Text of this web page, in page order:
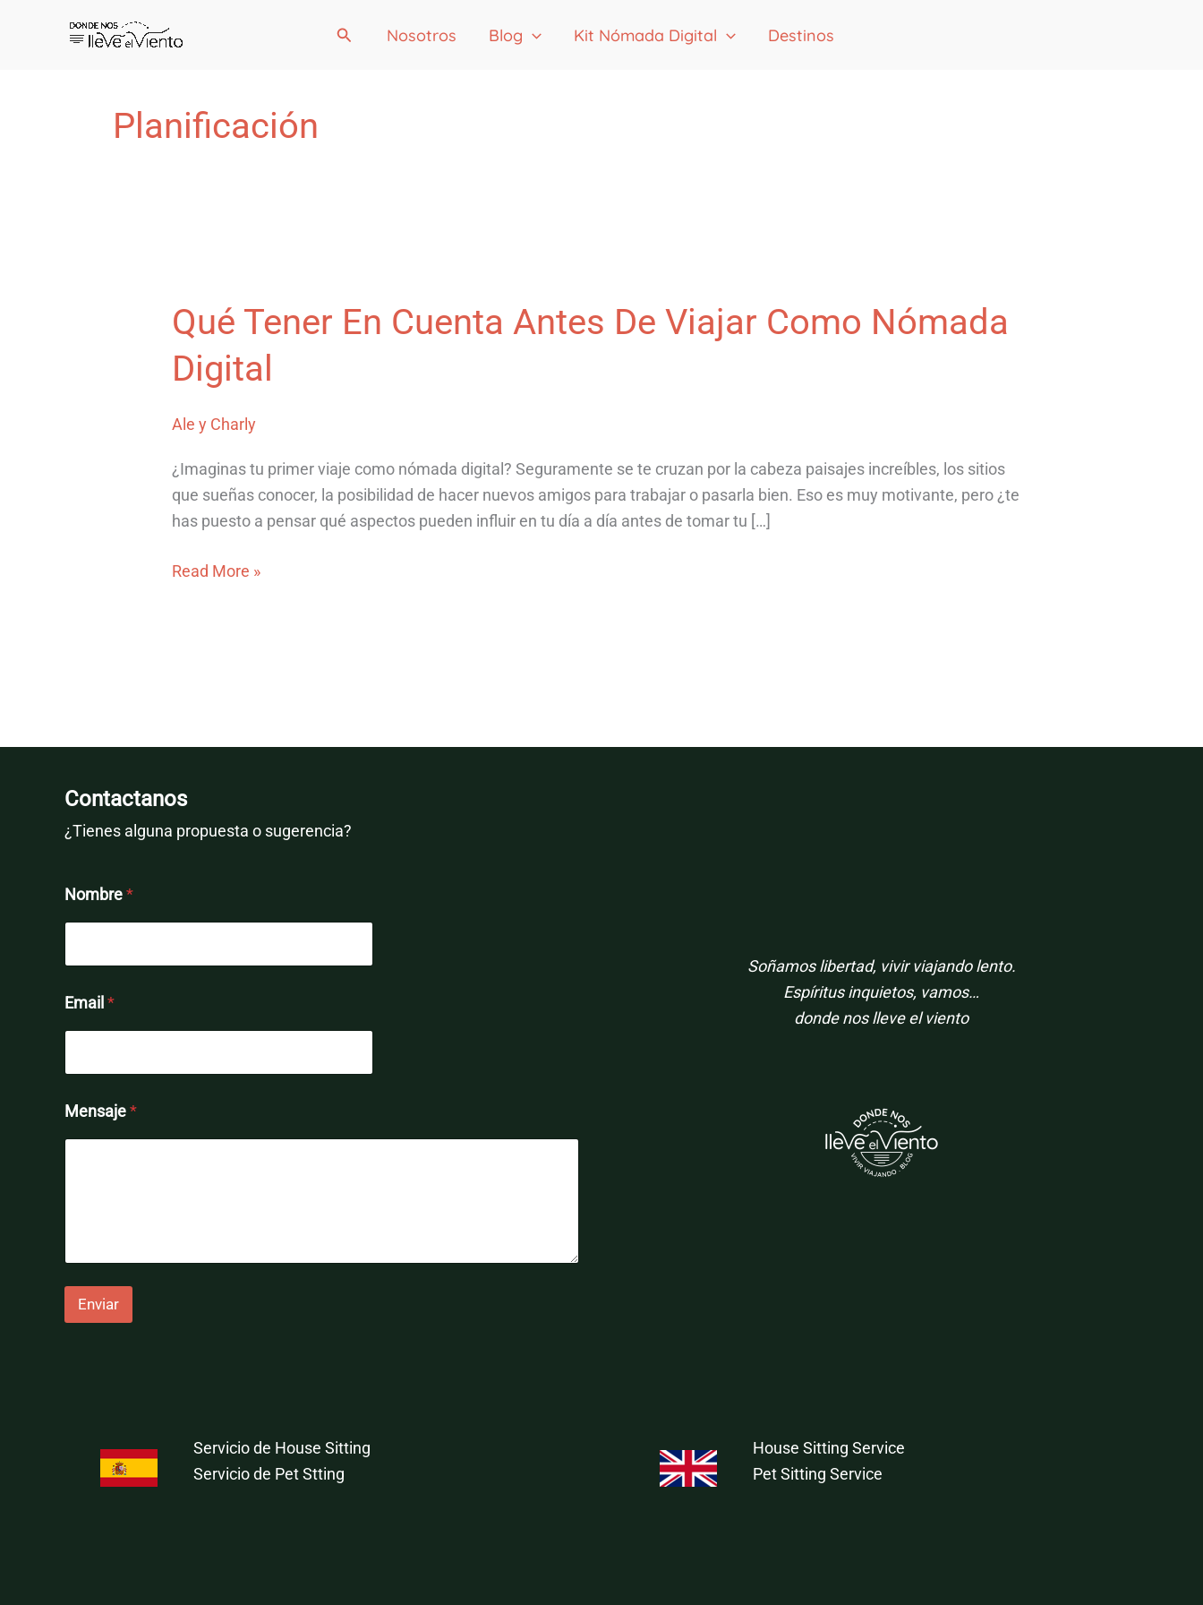
Buscar Nosotros Blog Kit Nómada Digital Destinos
Planificación
Qué Tener En Cuenta Antes De Viajar Como Nómada
Digital
Ale y Charly
¿Imaginas tu primer viaje como nómada digital? Seguramente se te cruzan por la cabeza paisajes increíbles, los sitios
que sueñas conocer, la posibilidad de hacer nuevos amigos para trabajar o pasarla bien. Eso es muy motivante, pero ¿te
has puesto a pensar qué aspectos pueden influir en tu día a día antes de tomar tu […]
Qué
como
digital
Read More »
Contactanos
¿Tienes alguna propuesta o sugerencia?
Nombre*
Email *
Mensaje*
Enviar
Soñamos libertad, vivir viajando lento.
Espíritus inquietos, vamos…
donde nos lleve el viento
Servicio de House Sitting
Servicio de Pet Stting
House Sitting Service
Pet Sitting Service